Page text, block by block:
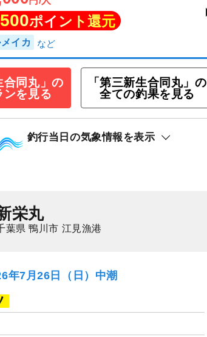
午前☆スルメイカ釣りプラン
1,500 ポイント還元
合同丸」の
ンを見る
「第三新生合同丸」の
全ての釣果を見る
釣行当日の気象情報を表示
栄丸
葉県 鴨川市 江見漁港
年7月26日（日）中潮